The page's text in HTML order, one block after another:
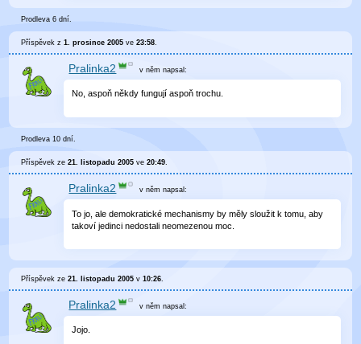
Prodleva 6 dní.
Příspěvek z1. prosince 2005 ve23:58
Pralinka2 v něm napsal:
No, aspoň někdy fungují aspoň trochu.
Prodleva 10 dní.
Příspěvek ze21. listopadu 2005 ve20:49.
Pralinka2 v něm napsal:
To jo, ale demokratické mechanismy by měly sloužit k tomu, aby
takoví jedinci nedostali neomezenou moc.
Příspěvek ze21. listopadu 2005 v10:26
Pralinka2 v něm napsal:
Jojo.